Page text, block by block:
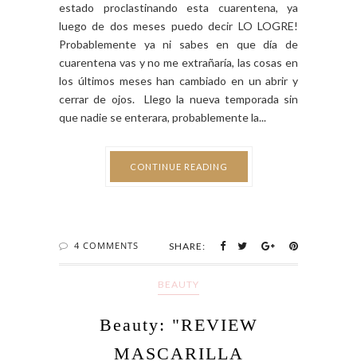
estado proclastinando esta cuarentena, ya
luego de dos meses puedo decir LO LOGRE!
Probablemente ya ni sabes en que día de
cuarentena vas y no me extrañaría, las cosas en
los últimos meses han cambiado en un abrir y
cerrar de ojos. Llego la nueva temporada sin
que nadie se enterara, probablemente la...
CONTINUE READING
4 COMMENTS SHARE:
BEAUTY
Beauty: "REVIEW
MASCARILLA